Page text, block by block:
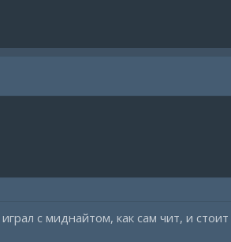
с миднайтом, как сам чит, и